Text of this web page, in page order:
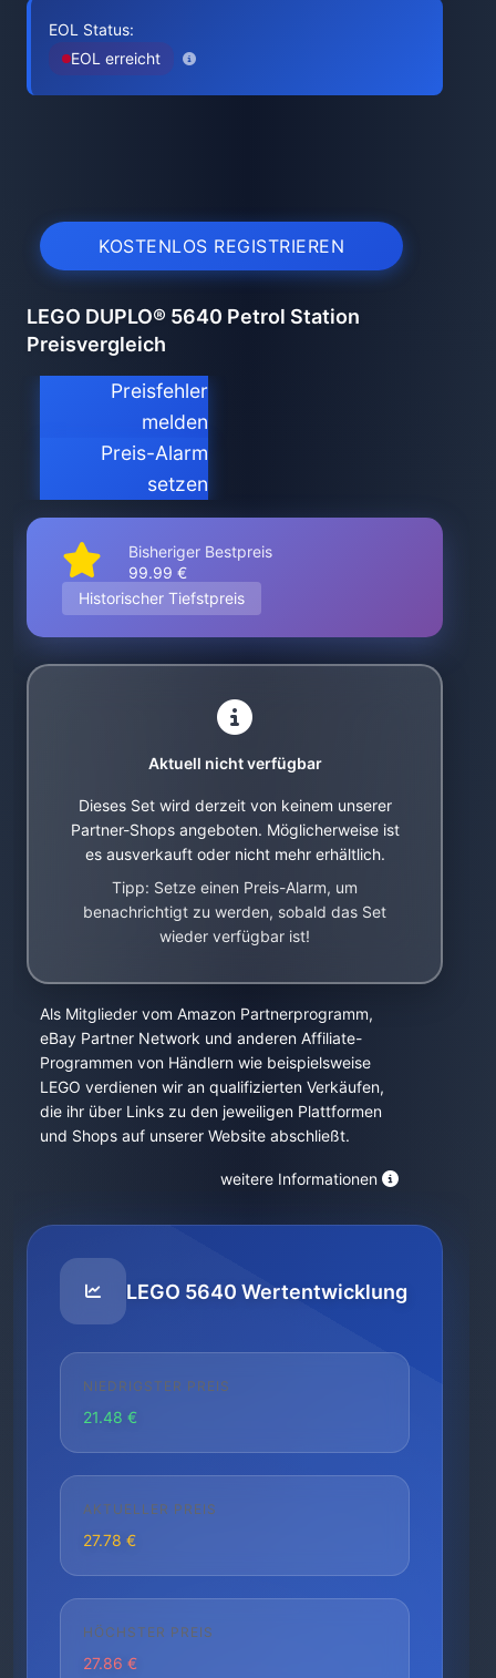
EOL Status:
EOL erreicht
KOSTENLOS REGISTRIEREN
LEGO DUPLO® 5640 Petrol Station
Preisvergleich
Preisfehler
melden
Preis-Alarm
setzen
Bisheriger Bestpreis
99.99 €
Historischer Tiefstpreis
Aktuell nicht verfügbar
Dieses Set wird derzeit von keinem unserer
Partner-Shops angeboten. Möglicherweise ist
es ausverkauft oder nicht mehr erhältlich.
Tipp: Setze einen Preis-Alarm, um
benachrichtigt zu werden, sobald das Set
wieder verfügbar ist!
Als Mitglieder vom Amazon Partnerprogramm,
eBay Partner Network und anderen Affiliate-
Programmen von Händlern wie beispielsweise
LEGO verdienen wir an qualifizierten Verkäufen,
die ihr über Links zu den jeweiligen Plattformen
und Shops auf unserer Website abschließt.
weitere Informationen
LEGO 5640 Wertentwicklung
NIEDRIGSTER PREIS
21.48 €
AKTUELLER PREIS
27.78 €
HÖCHSTER PREIS
27.86 €